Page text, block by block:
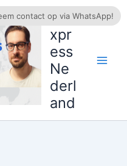
AliE
xpr
ess
Ne
derl
and
contact op via WhatsApp!